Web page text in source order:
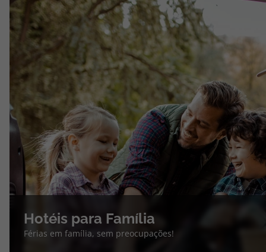
Hotéis para Família
Férias em família, sem preocupações!